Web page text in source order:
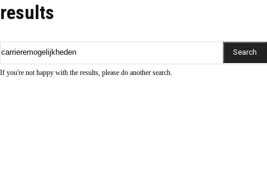
results
Search
If you're not happy with the results, please do another search.